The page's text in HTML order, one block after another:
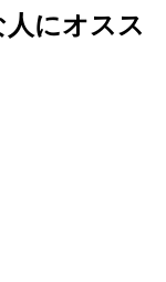
にオスス